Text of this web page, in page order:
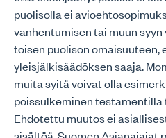
puolisolla ei
vanhentumisen tai muun
toisen puolison omaisuuteen,
yleisjälkisäädöksen saaja.
muita syitä voivat olla
poissulkeminen
Ehdotettu muutos ei